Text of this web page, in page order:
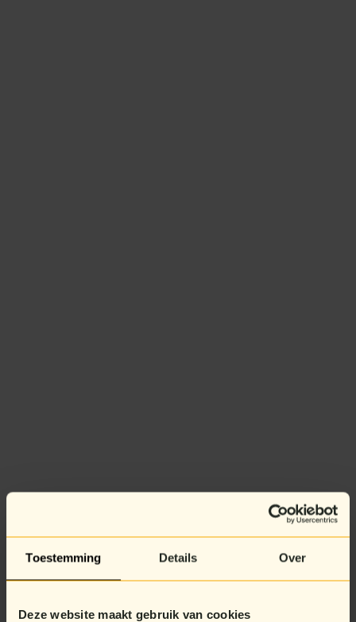
Toestemming Details Over
Deze website maakt gebruik van cookies